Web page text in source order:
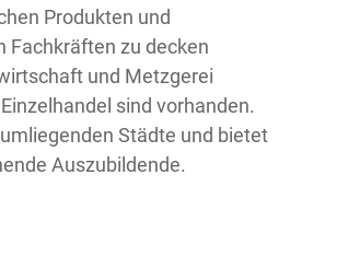
Produkten und
Fachkräften zu decken
und Metzgerei
sind vorhanden.
Städte und bietet
Auszubildende.